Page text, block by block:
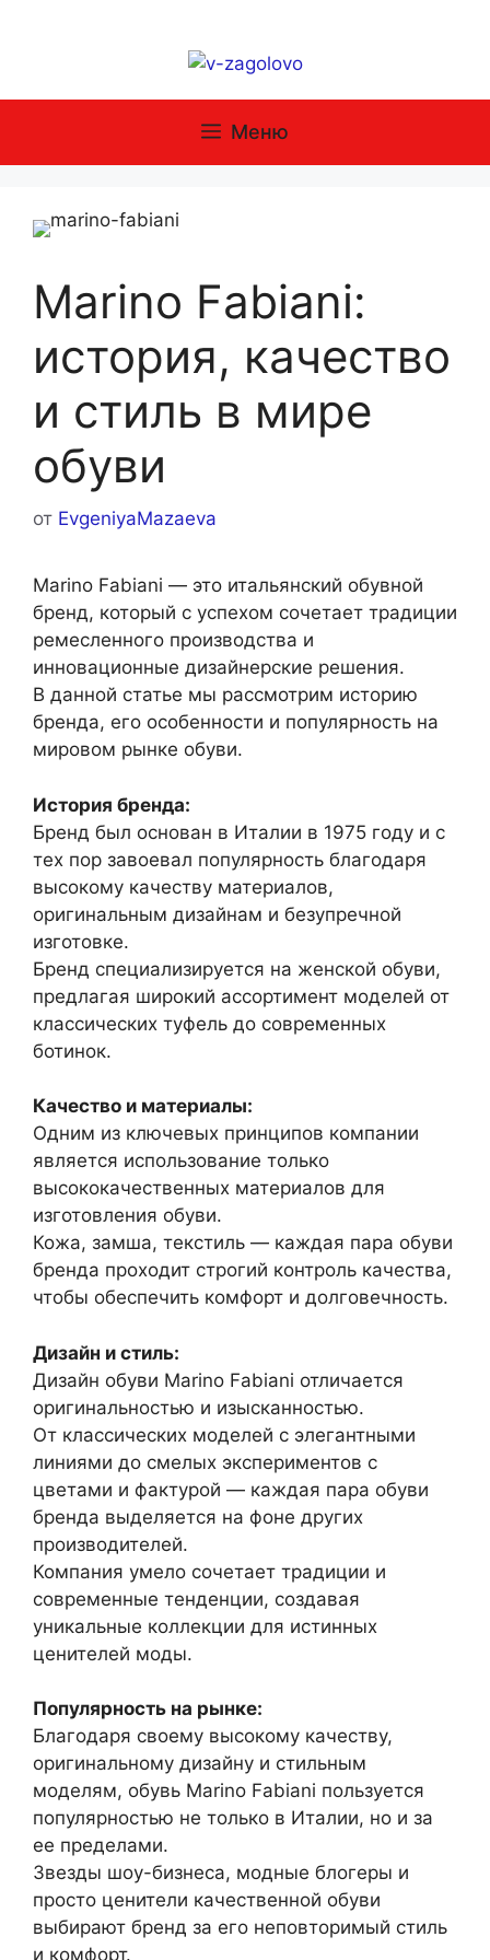
Меню
Marino Fabiani:
история, качество
и стиль в мире
обуви
от EvgeniyaMazaeva
Marino Fabiani — это итальянский обувной
бренд, который с успехом сочетает традиции
ремесленного производства и
инновационные дизайнерские решения.
В данной статье мы рассмотрим историю
бренда, его особенности и популярность на
мировом рынке обуви.
История бренда:
Бренд был основан в Италии в 1975 году и с
тех пор завоевал популярность благодаря
высокому качеству материалов,
оригинальным дизайнам и безупречной
изготовке.
Бренд специализируется на женской обуви,
предлагая широкий ассортимент моделей от
классических туфель до современных
ботинок.
Качество и материалы:
Одним из ключевых принципов компании
является использование только
высококачественных материалов для
изготовления обуви.
Кожа, замша, текстиль — каждая пара обуви
бренда проходит строгий контроль качества,
чтобы обеспечить комфорт и долговечность.
Дизайн и стиль:
Дизайн обуви Marino Fabiani отличается
оригинальностью и изысканностью.
От классических моделей с элегантными
линиями до смелых экспериментов с
цветами и фактурой — каждая пара обуви
бренда выделяется на фоне других
производителей.
Компания умело сочетает традиции и
современные тенденции, создавая
уникальные коллекции для истинных
ценителей моды.
Популярность на рынке:
Благодаря своему высокому качеству,
оригинальному дизайну и стильным
моделям, обувь Marino Fabiani пользуется
популярностью не только в Италии, но и за
ее пределами.
Звезды шоу-бизнеса, модные блогеры и
просто ценители качественной обуви
выбирают бренд за его неповторимый стиль
и комфорт.